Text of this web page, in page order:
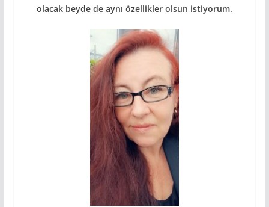
olacak beyde de aynı özellikler olsun istiyorum.